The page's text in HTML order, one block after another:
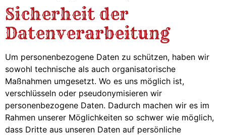
Sicherheit der
Datenverarbeitung
Um personenbezogene Daten zu schützen, haben wir
sowohl technische als auch organisatorische
Maßnahmen umgesetzt. Wo es uns möglich ist,
verschlüsseln oder pseudonymisieren wir
personenbezogene Daten. Dadurch machen wir es im
Rahmen unserer Möglichkeiten so schwer wie möglich,
dass Dritte aus unseren Daten auf persönliche